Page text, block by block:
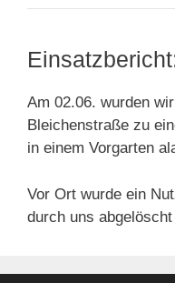
Am 02.06. wurden
Bleichenstraße zu
in einem Vorgarten
Vor Ort wurde ein
durch uns